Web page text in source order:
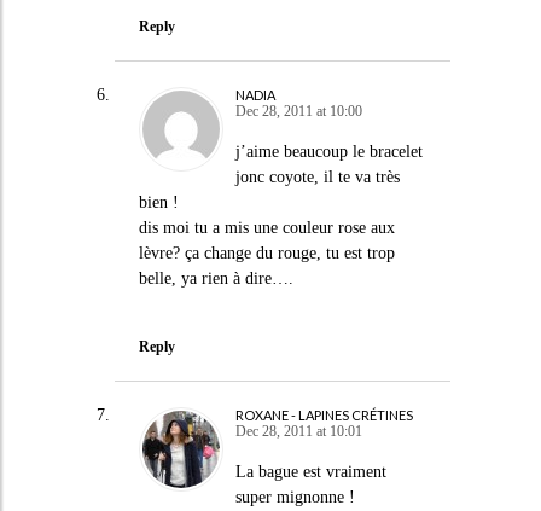
Reply
NADIA
Dec 28, 2011 at 10:00
j’aime beaucoup le bracelet
jonc coyote, il te va très
bien !
dis moi tu a mis une couleur rose aux
lèvre? ça change du rouge, tu est trop
belle, ya rien à dire….
Reply
ROXANE - LAPINES CRÉTINES
Dec 28, 2011 at 10:01
La bague est vraiment
super mignonne !